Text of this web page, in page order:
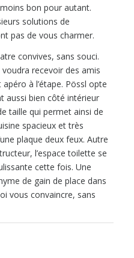
bon pour autant.
solutions de
pas de vous charmer.
convives, sans souci.
recevoir des amis
à l’étape. Pössl opte
aussi bien côté intérieur
taille qui permet ainsi de
spacieux et très
plaque deux feux. Autre
l’espace toilette se
cette fois. Une
de gain de place dans
vous convaincre, sans